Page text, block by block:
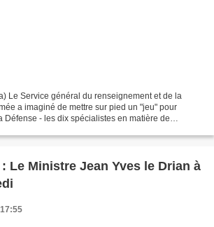
Le Service général du renseignement et de la
a imaginé de mettre sur pied un "jeu" pour
Défense - les dix spécialistes en matière de
Le Ministre Jean Yves le Drian à